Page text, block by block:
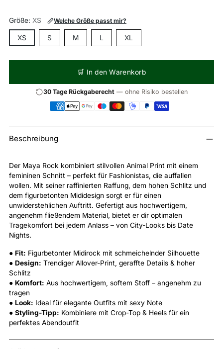
Größe: XS Welche Größe passt mir?
XS S M L XL
🛒 In den Warenkorb
30 Tage Rückgaberecht — ohne Risiko bestellen
in
legen
Beschreibung
Der Maya Rock kombiniert stilvollen Animal Print mit einem
femininen Schnitt – perfekt für Fashionistas, die auffallen
wollen. Mit seiner raffinierten Raffung, dem hohen Schlitz und
dem figurbetonten Mididesign sorgt er für einen
unwiderstehlichen Auftritt. Gefertigt aus hochwertigem,
angenehm fließendem Material, bietet er dir optimalen
Tragekomfort bei jedem Anlass – von City-Looks bis Date
Nights.
● Fit: Figurbetonter Midirock mit schmeichelnder Silhouette
● Design: Trendiger Allover-Print, geraffte Details & hoher
Schlitz
● Komfort: Aus hochwertigem, softem Stoff – angenehm zu
tragen
● Look: Ideal für elegante Outfits mit sexy Note
● Styling-Tipp: Kombiniere mit Crop-Top & Heels für ein
perfektes Abendoutfit